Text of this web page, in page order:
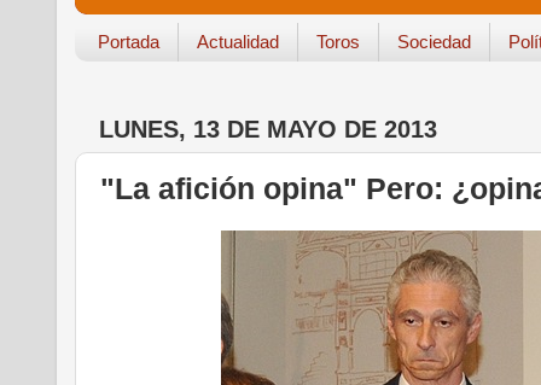
Portada Actualidad Toros Sociedad
LUNES, 13 DE MAYO DE 2013
"La afición opina" Pero: